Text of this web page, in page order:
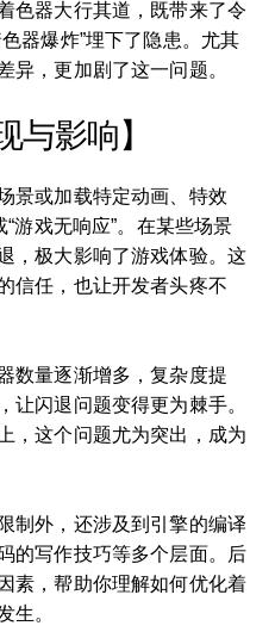
色器大行其道，既带来了令
器爆炸”埋下了隐患。尤其
异，更加剧了这一问题。
与影响】
景或加载特定动画、特效
“游戏无响应”。在某些场景
，极大影响了游戏体验。这
信任，也让开发者头疼不
数量逐渐增多，复杂度提
让闪退问题变得更为棘手。
，这个问题尤为突出，成为
制外，还涉及到引擎的编译
的写作技巧等多个层面。后
素，帮助你理解如何优化着
生。